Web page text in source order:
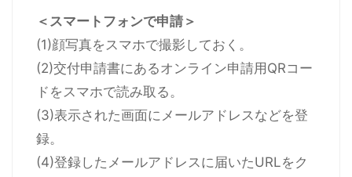
＜スマートフォンで申請＞
(1)顔写真をスマホで撮影しておく。
(2)交付申請書にあるオンライン申請用QRコー
ドをスマホで読み取る。
(3)表示された画面にメールアドレスなどを登
録。
(4)登録したメールアドレスに届いたURLをク